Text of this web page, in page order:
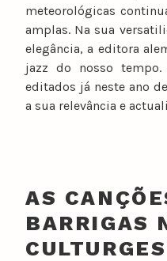
meteorológicas
amplas. Na sua
elegância, a editora
jazz do nosso
editados já neste ano
a sua relevância e
AS
BARRIGAS